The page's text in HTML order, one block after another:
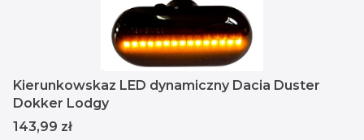
Kierunkowskaz LED dynamiczny Dacia Duster
Dokker Lodgy
Cena
143,99 zł